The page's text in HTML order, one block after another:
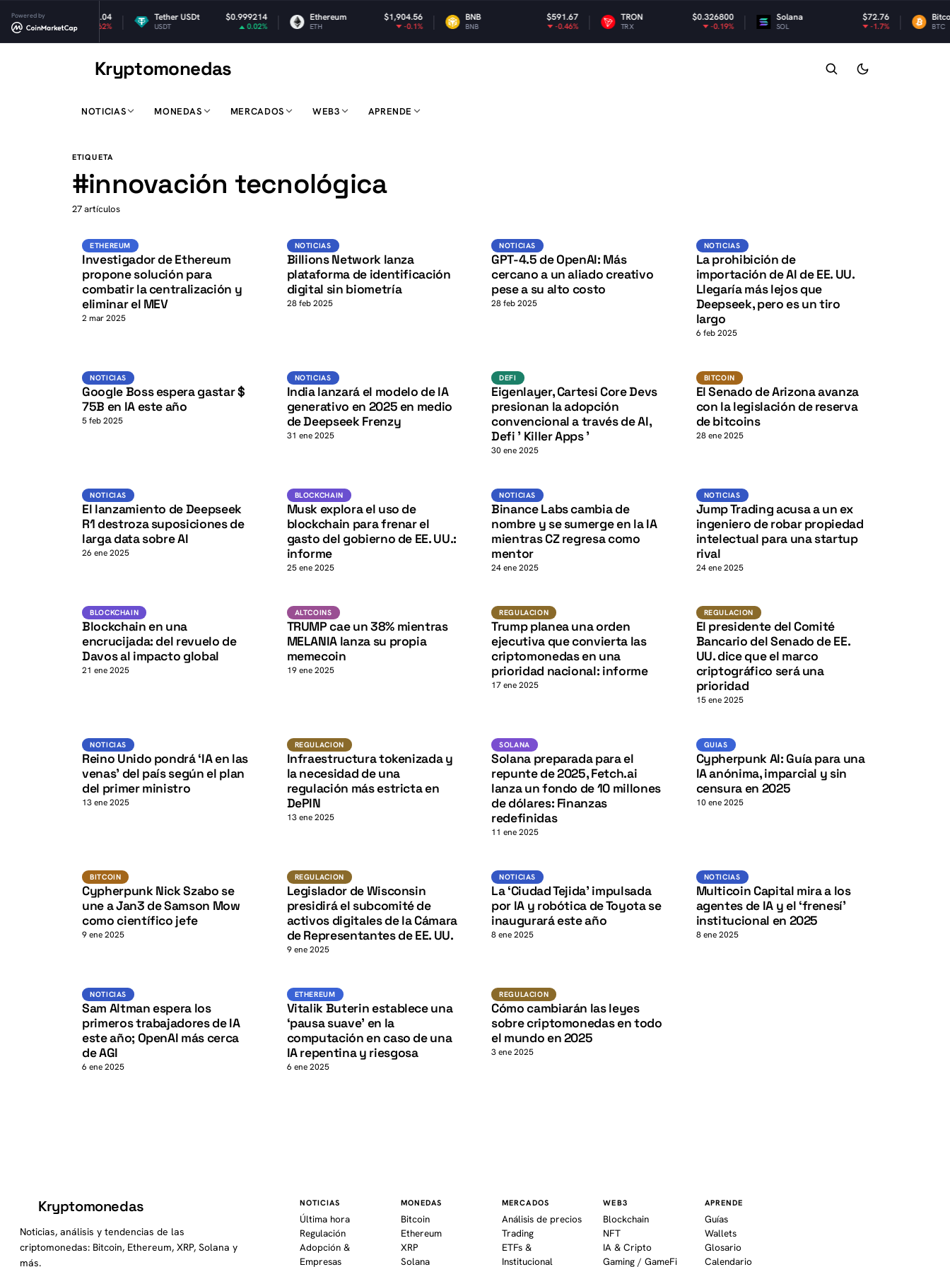
Powered by
-2.62%
Tether USDt $0.999214
USDT 0.02%
Ethereum $1,904.56
ETH -0.1%
BNB $591.67
BNB -0.46%
TRON $0.326800
TRX -0.19%
Solana $72.76
SOL -1.7%
Bitcoin
BTC
Kryptomonedas
NOTICIAS MONEDAS MERCADOS WEB3 APRENDE
ETIQUETA
#innovación tecnológica
27 artículos
ETHEREUM K
ETHEREUM
Investigador de Ethereum
propone solución para
combatir la centralización y
eliminar el MEV
2 mar 2025 K
NOTICIAS
Billions Network lanza
plataforma de identificación
digital sin biometría
28 feb 2025 K
NOTICIAS
GPT-4.5 de OpenAI: Más
cercano a un aliado creativo
pese a su alto costo
28 feb 2025 K
NOTICIAS
La prohibición de
importación de AI de EE. UU.
Llegaría más lejos que
Deepseek, pero es un tiro
largo
6 feb 2025
K
NOTICIAS
Google Boss espera gastar $
75B en IA este año
5 feb 2025 K
NOTICIAS
India lanzará el modelo de IA
generativo en 2025 en medio
de Deepseek Frenzy
31 ene 2025
DEFI K
DEFI
Eigenlayer, Cartesi Core Devs
presionan la adopción
convencional a través de AI,
Defi ' Killer Apps '
30 ene 2025 K
BITCOIN
El Senado de Arizona avanza
con la legislación de reserva
de bitcoins
28 ene 2025
K
NOTICIAS
El lanzamiento de Deepseek
R1 destroza suposiciones de
larga data sobre AI
26 ene 2025
BlockchainK
BLOCKCHAIN
Musk explora el uso de
blockchain para frenar el
gasto del gobierno de EE. UU.:
informe
25 ene 2025 K
NOTICIAS
Binance Labs cambia de
nombre y se sumerge en la IA
mientras CZ regresa como
mentor
24 ene 2025 K
NOTICIAS
Jump Trading acusa a un ex
ingeniero de robar propiedad
intelectual para una startup
rival
24 ene 2025
BlockchainK
BLOCKCHAIN
Blockchain en una
encrucijada: del revuelo de
Davos al impacto global
21 ene 2025
AltcoinsK
ALTCOINS
TRUMP cae un 38% mientras
MELANIA lanza su propia
memecoin
19 ene 2025
RegulacionK
REGULACION
Trump planea una orden
ejecutiva que convierta las
criptomonedas en una
prioridad nacional: informe
17 ene 2025
RegulacionK
REGULACION
El presidente del Comité
Bancario del Senado de EE.
UU. dice que el marco
criptográfico será una
prioridad
15 ene 2025
K
NOTICIAS
Reino Unido pondrá ‘IA en las
venas’ del país según el plan
del primer ministro
13 ene 2025
RegulacionK
REGULACION
Infraestructura tokenizada y
la necesidad de una
regulación más estricta en
DePIN
13 ene 2025
SOLANA K
SOLANA
Solana preparada para el
repunte de 2025, Fetch.ai
lanza un fondo de 10 millones
de dólares: Finanzas
redefinidas
11 ene 2025 K
GUIAS
Cypherpunk AI: Guía para una
IA anónima, imparcial y sin
censura en 2025
10 ene 2025
K
BITCOIN
Cypherpunk Nick Szabo se
une a Jan3 de Samson Mow
como científico jefe
9 ene 2025
RegulacionK
REGULACION
Legislador de Wisconsin
presidirá el subcomité de
activos digitales de la Cámara
de Representantes de EE. UU.
9 ene 2025 K
NOTICIAS
La ‘Ciudad Tejida’ impulsada
por IA y robótica de Toyota se
inaugurará este año
8 ene 2025 K
NOTICIAS
Multicoin Capital mira a los
agentes de IA y el ‘frenesí’
institucional en 2025
8 ene 2025
K
NOTICIAS
Sam Altman espera los
primeros trabajadores de IA
este año; OpenAI más cerca
de AGI
6 ene 2025
EthereumK
ETHEREUM
Vitalik Buterin establece una
‘pausa suave’ en la
computación en caso de una
IA repentina y riesgosa
6 ene 2025
RegulacionK
REGULACION
Cómo cambiarán las leyes
sobre criptomonedas en todo
el mundo en 2025
3 ene 2025
Kryptomonedas
Noticias, análisis y tendencias de las
criptomonedas: Bitcoin, Ethereum, XRP, Solana y
más.
NOTICIAS
Última hora
Regulación
Adopción &
Empresas
MONEDAS
Bitcoin
Ethereum
XRP
Solana
MERCADOS
Análisis de precios
Trading
ETFs &
Institucional
WEB3
Blockchain
NFT
IA & Cripto
Gaming / GameFi
APRENDE
Guías
Wallets
Glosario
Calendario